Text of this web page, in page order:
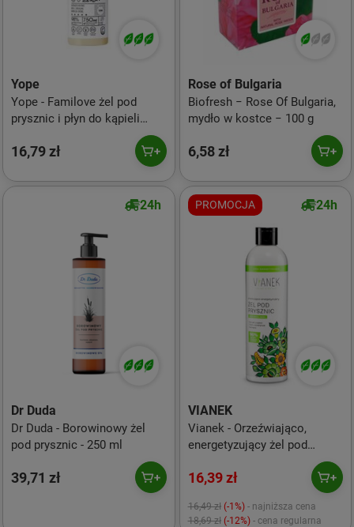
Yope
Yope - Familove żel pod
prysznic i płyn do kąpieli
Kwitnąca Bergamotka 750ml
16,79 zł
Rose of Bulgaria
Biofresh − Rose Of Bulgaria,
mydło w kostce − 100 g
6,58 zł
24h
Dr Duda
Dr Duda - Borowinowy żel
pod prysznic - 250 ml
39,71 zł
PROMOCJA 24h
VIANEK
Vianek - Orzeźwiająco,
energetyzujący żel pod
16,39 zł
16,49 zł (-1%) - najniższa cena
18,69 zł (-12%) - cena regularna